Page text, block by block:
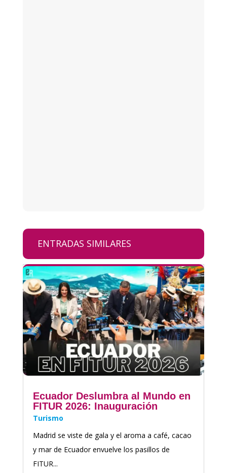
ENTRADAS SIMILARES
Ecuador Deslumbra al Mundo en
FITUR 2026: Inauguración
Turismo
Madrid se viste de gala y el aroma a café, cacao
y mar de Ecuador envuelve los pasillos de
FITUR...